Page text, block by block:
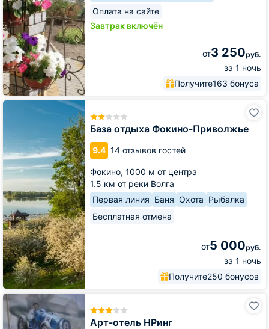
Оплата на сайте
Завтрак включён
от3 250руб.
за 1 ночь
Получите163 бонуса
База отдыха Фокино-Приволжье
9.4 14 отзывов гостей
Фокино, 1000 м от центра
1.5 км от реки Волга
Первая линия Баня Охота Рыбалка
Бесплатная отмена
от5 000руб.
за 1 ночь
Получите250 бонусов
База
Приволжье
Арт-отель НРинг
Арт-
отель
НРинг